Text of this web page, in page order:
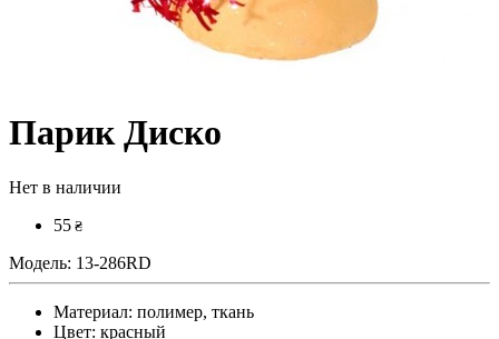
Парик Диско
Нет в наличии
55 ₴
Модель: 13-286RD
Материал: полимер, ткань
Цвет: красный